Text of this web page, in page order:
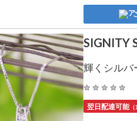
SIGNITY
輝くシルバ
翌日配達可能（